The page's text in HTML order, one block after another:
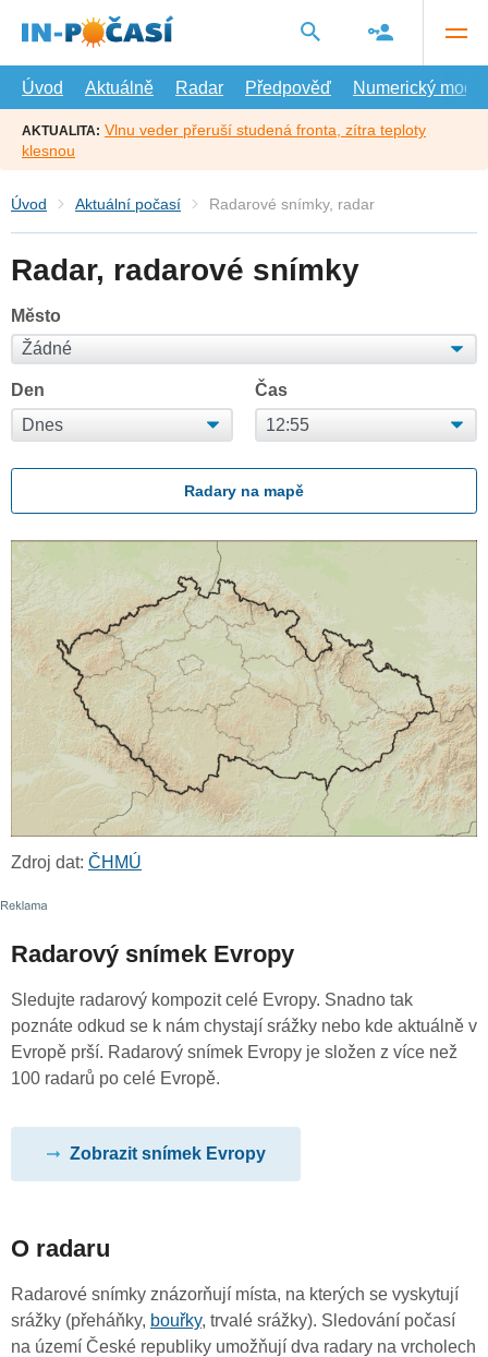
hlavní
Úvod
Aktuálně Radar Předpověď Numerický model
AKTUALITA: Vlnu veder přeruší studená fronta, zítra teploty
klesnou
Úvod Aktuální počasí Radarové snímky, radar
Radar, radarové snímky
Město
Den Čas
Radary na mapě
Zdroj dat: ČHMÚ
Radarový snímek Evropy
Sledujte radarový kompozit celé Evropy. Snadno tak
poznáte odkud se k nám chystají srážky nebo kde aktuálně v
Evropě prší. Radarový snímek Evropy je složen z více než
100 radarů po celé Evropě.
Zobrazit snímek Evropy
O radaru
Radarové snímky znázorňují místa, na kterých se vyskytují
srážky (přeháňky, bouřky, trvalé srážky). Sledování počasí
na území České republiky umožňují dva radary na vrcholech